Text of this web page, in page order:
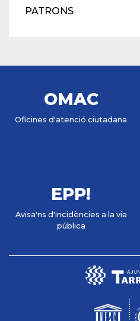
PATRONS
OMAC
Oficines d'atenció ciutadana
EPP!
Avisa'ns d'incidències a la via
pública